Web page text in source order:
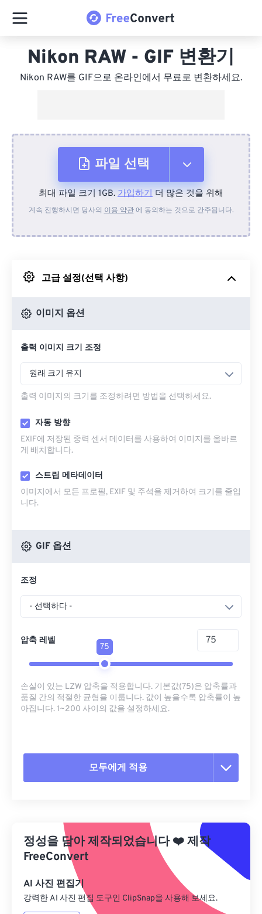
Nikon RAW - GIF 변환기
Nikon RAW를 GIF으로 온라인에서 무료로 변환하세요.
파일 선택
장치에서
Google 드라이브에서
최대 파일 크기 1GB. 가입하기 더 많은 것을 위해
계속 진행하시면 당사의 이용 약관에 동의하는 것으로 간주됩니다.
고급 설정(선택 사항)
이미지 옵션
출력 이미지 크기 조정
원래 크기 유지
출력 이미지의 크기를 조정하려면 방법을 선택하세요.
자동 방향
EXIF에 저장된 중력 센서 데이터를 사용하여 이미지를 올바르
게 배치합니다.
스트립 메타데이터
이미지에서 모든 프로필, EXIF ​​및 주석을 제거하여 크기를 줄입
니다.
GIF 옵션
조정
- 선택하다 -
압축 레벨
75
손실이 있는 LZW 압축을 적용합니다. 기본값(75)은 압축률과
품질 간의 적절한 균형을 이룹니다. 값이 높을수록 압축률이 높
아집니다. 1~200 사이의 값을 설정하세요.
모두에게 적용
사전 설정에서 적용
사전 설정으로 저장
정성을 담아 제작되었습니다❤️제작
FreeConvert
AI 사진 편집기
강력한 AI 사진 편집 도구인 ClipSnap을 사용해 보세요.